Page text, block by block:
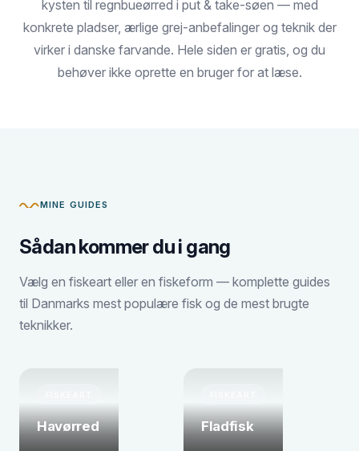
kysten til regnbueørred i put & take-søen — med
konkrete pladser, ærlige grej-anbefalinger og teknik der
virker i danske farvande. Hele siden er gratis, og du
behøver ikke oprette en bruger for at læse.
MINE GUIDES
Sådan kommer du i gang
Vælg en fiskeart eller en fiskeform — komplette guides
til Danmarks mest populære fisk og de mest brugte
teknikker.
Havørred Fladfisk